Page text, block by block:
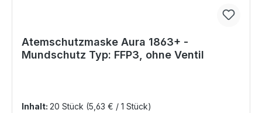
Atemschutzmaske Aura 1863+ -
Mundschutz Typ: FFP3, ohne Ventil
Inhalt: 20 Stück (5,63 € / 1 Stück)